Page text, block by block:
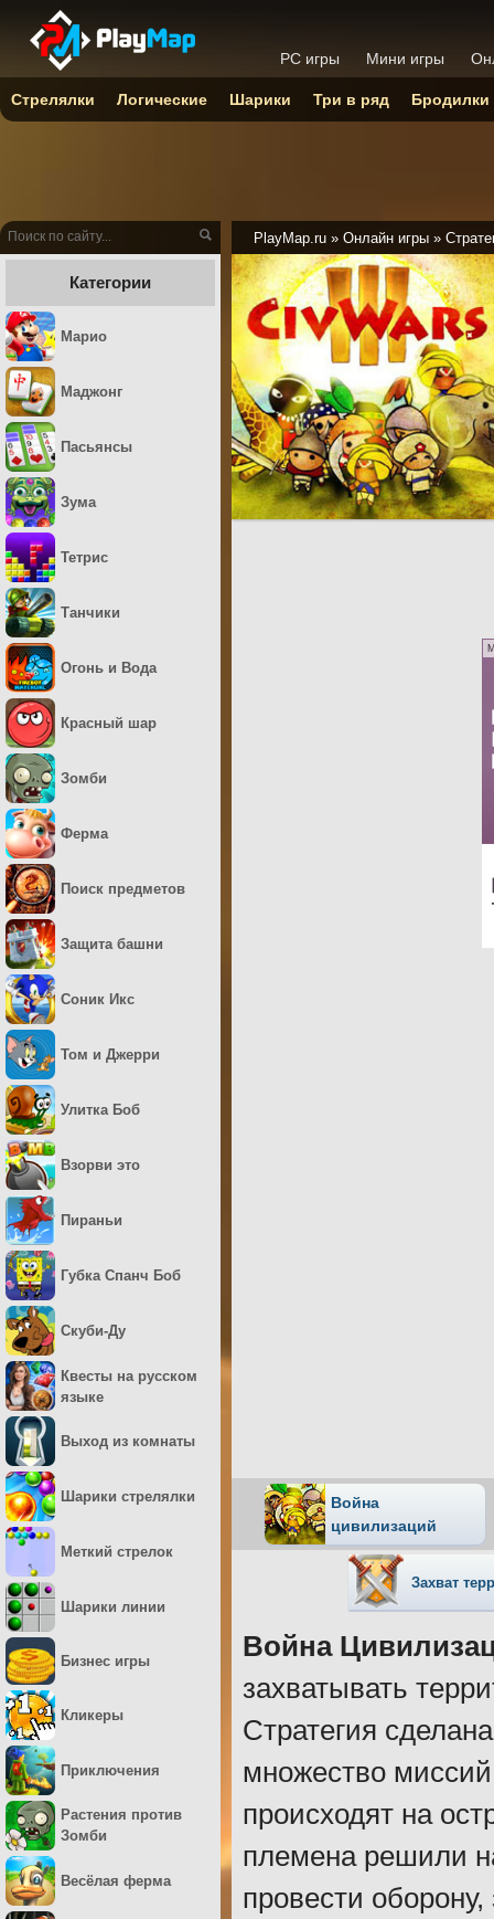
PlayMap.ru » Онлайн игры »
Война
цивилизаций
Захват
Война
захватывать
Стратегия
множество
происходят на
племена решили
провести
Категории
Марио
Маджонг
Пасьянсы
Зума
Тетрис
Танчики
Огонь и Вода
Красный шар
Зомби
Ферма
Поиск предметов
Защита башни
Соник Икс
Том и Джерри
Улитка Боб
Взорви это
Пираньи
Губка Спанч Боб
Скуби-Ду
Квесты на русском
языке
Выход из комнаты
Шарики стрелялки
Меткий стрелок
Шарики линии
Бизнес игры
Кликеры
Приключения
Растения против
Зомби
Весёлая ферма
PC игры Мини игры
Стрелялки Логические Шарики Три в ряд Бродилки